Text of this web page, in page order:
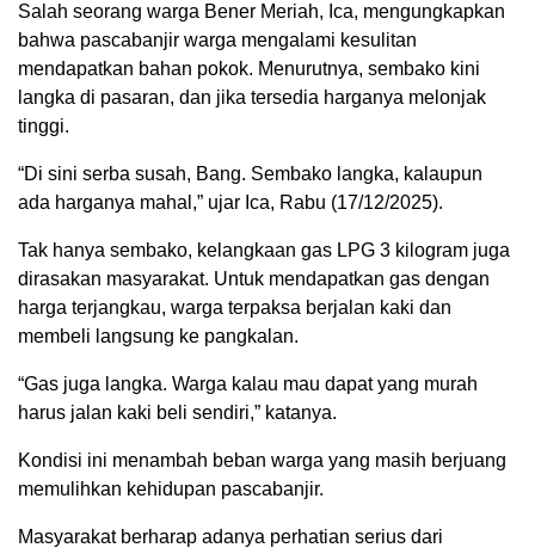
Salah seorang warga Bener Meriah, Ica, mengungkapkan
bahwa pascabanjir warga mengalami kesulitan
mendapatkan bahan pokok. Menurutnya, sembako kini
langka di pasaran, dan jika tersedia harganya melonjak
tinggi.
“Di sini serba susah, Bang. Sembako langka, kalaupun
ada harganya mahal,” ujar Ica, Rabu (17/12/2025).
Tak hanya sembako, kelangkaan gas LPG 3 kilogram juga
dirasakan masyarakat. Untuk mendapatkan gas dengan
harga terjangkau, warga terpaksa berjalan kaki dan
membeli langsung ke pangkalan.
“Gas juga langka. Warga kalau mau dapat yang murah
harus jalan kaki beli sendiri,” katanya.
Kondisi ini menambah beban warga yang masih berjuang
memulihkan kehidupan pascabanjir.
Masyarakat berharap adanya perhatian serius dari